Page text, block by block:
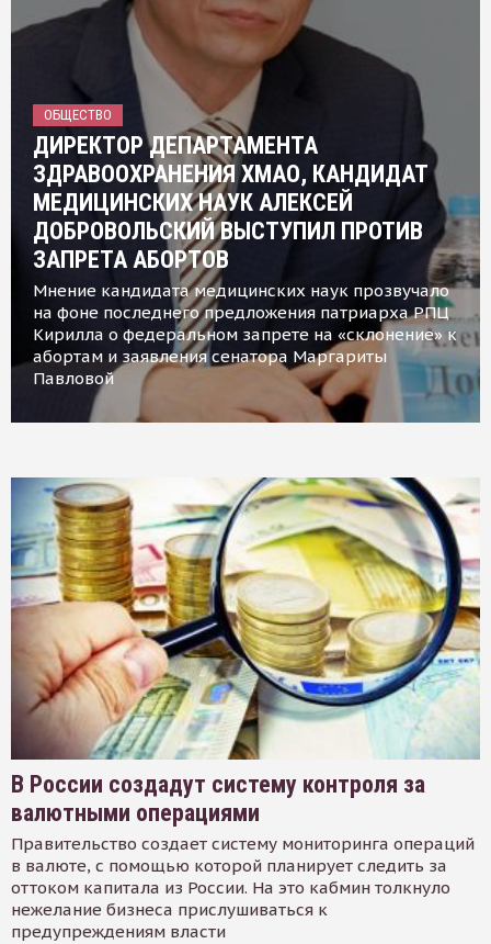
ОБЩЕСТВО
ДИРЕКТОР ДЕПАРТАМЕНТА
ЗДРАВООХРАНЕНИЯ ХМАО, КАНДИДАТ
МЕДИЦИНСКИХ НАУК АЛЕКСЕЙ
ДОБРОВОЛЬСКИЙ ВЫСТУПИЛ ПРОТИВ
ЗАПРЕТА АБОРТОВ
Мнение кандидата медицинских наук прозвучало
на фоне последнего предложения патриарха РПЦ
Кирилла о федеральном запрете на «склонение» к
абортам и заявления сенатора Маргариты
Павловой
В России создадут систему контроля за
валютными операциями
Правительство создает систему мониторинга операций
в валюте, с помощью которой планирует следить за
оттоком капитала из России. На это кабмин толкнуло
нежелание бизнеса прислушиваться к
предупреждениям власти